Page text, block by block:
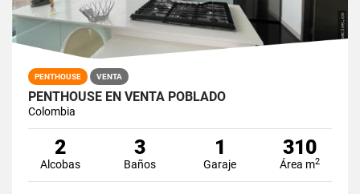
PENTHOUSE VENTA
PENTHOUSE EN VENTA POBLADO
Colombia
2
Alcobas
3
Baños
1
Garaje
310
Área m2